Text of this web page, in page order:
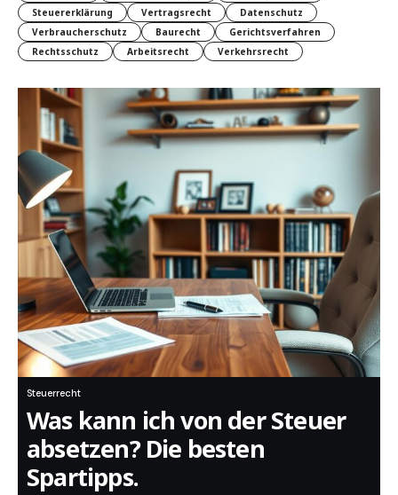
Steuererklärung
Vertragsrecht
Datenschutz
Verbraucherschutz
Baurecht
Gerichtsverfahren
Rechtsschutz
Arbeitsrecht Verkehrsrecht
Steuerrecht
Was kann ich von der Steuer
absetzen? Die besten
Spartipps.